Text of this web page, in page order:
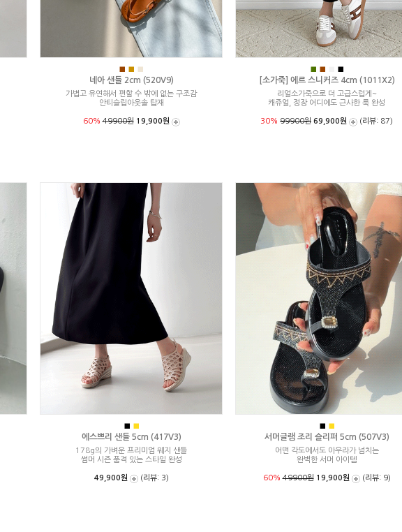
■ ■
네아 샌들 2cm (520V9)
가볍고 유연해서 편할 수 밖에 없는 구조감
안티슬립아웃솔 탑재
60%49900원 19,900원
■ ■ ■
[소가죽] 에르 스니커즈 4cm (1011X2)
리얼소가죽으로 더 고급스럽게~
캐쥬얼, 정장 어디에도 근사한 룩 완성
30% 99900원 69,900원 (리뷰: 87)
■ ■
에스쁘리 샌들 5cm (417V3)
178g의 가벼운 프리미엄 웨지 샌들
썸머 시즌 품격 있는 스타일 완성
49,900원 (리뷰: 3)
■ ■
서머글램 조리 슬리퍼 5cm (507V3)
어떤 각도에서도 아우라가 넘치는
완벽한 서머 아이템
60%49900원 19,900원 (리뷰: 9)